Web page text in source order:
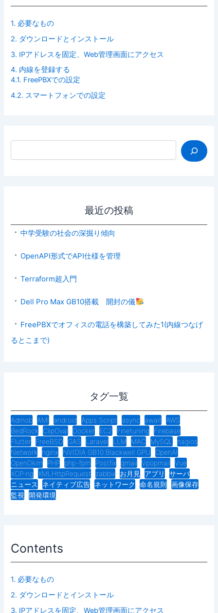
1. 必要なもの
2. ダウンロードとインストール
3. IPアドレスを固定、Web管理画面にアクセス
4. 内線を登録する
4.1. FreePBXでの設定
4.2. スマートフォンでの設定
検索
最近の投稿
中学受験の社会の深掘り傾向
OpenAPI形式でAPI仕様を管理
Terraform超入門
Dell Pro Max GB10搭載 開封の儀
FreePBXでオフィスの電話を構築してみた1(内線つなげ
るとこまで)
タグ一覧
Admob AMI android Apps Script async await
AWS
BedRock
ClipOval Docker EC2 Finetuning
Firebase
Flutter
FreeBSD GAS Laravel LLM MAC MySQL
nagios
Network
nginx NVIDIA GB10 Blackwell GPU
OpenAI
OpenDkim
PHP php-fpm Postfix qmail Vpopmail
Vue
XCP-ng
XMLHttpRequest zabbix お月見 アプリ
サーバ
ニュース
ネイティブ広告 ネットワーク 命名規則
画像保存
監視
開発環境
Contents
1. 必要なもの
2. ダウンロードとインストール
3. IPアドレスを固定、Web管理画面にアクセス